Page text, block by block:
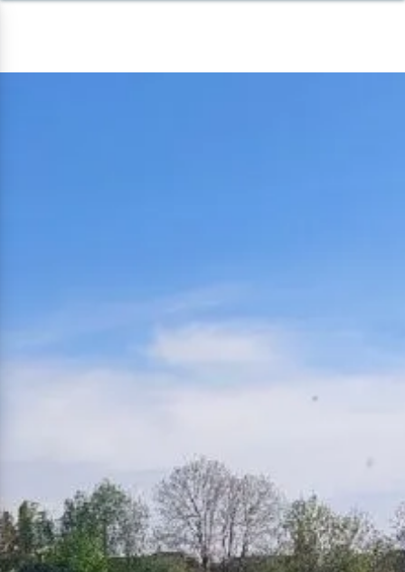
Panneau de gestion des cookies